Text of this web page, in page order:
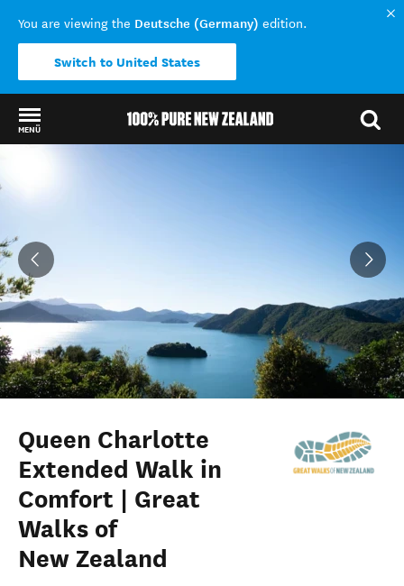
You are viewing the Deutsche (Germany) edition.
Switch to United States
MENÜ
Queen Charlotte
Extended Walk in
Comfort | Great
Walks of
New Zealand